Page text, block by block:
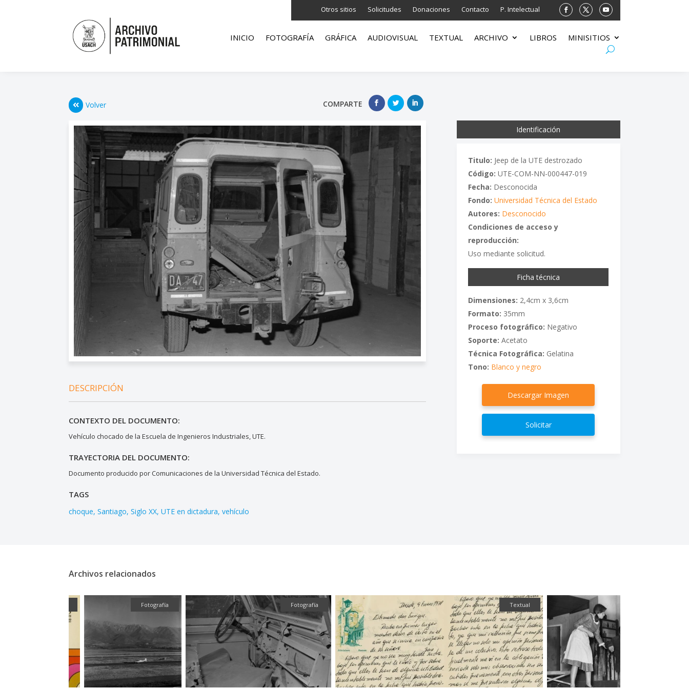
Otros sitios Solicitudes Donaciones Contacto P. Intelectual
INICIO FOTOGRAFÍA GRÁFICA AUDIOVISUAL TEXTUAL ARCHIVO LIBROS MINISITIOS
Volver COMPARTE
DESCRIPCIÓN
CONTEXTO DEL DOCUMENTO:
Vehículo chocado de la Escuela de Ingenieros Industriales, UTE.
TRAYECTORIA DEL DOCUMENTO:
Documento producido por Comunicaciones de la Universidad Técnica del Estado.
TAGS
choque Santiago Siglo XX UTE en dictadura vehículo
Identificación
Titulo: Jeep de la UTE destrozado
Código: UTE-COM-NN-000447-019
Fecha: Desconocida
Fondo: Universidad Técnica del Estado
Autores: Desconocido
Condiciones de acceso y
reproducción:
Uso mediante solicitud.
Ficha técnica
Dimensiones: 2,4cm x 3,6cm
Formato: 35mm
Proceso fotográfico: Negativo
Soporte: Acetato
Técnica Fotográfica: Gelatina
Tono: Blanco y negro
Descargar Imagen
Solicitar
Archivos relacionados
Fotografía Fotografía Textual